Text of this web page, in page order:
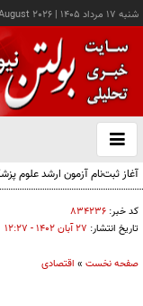
شنبه ۱۷ مرداد ۱۴۰۵ |
2026
باز
و
آغاز ثبت‌نام آزمون ارشد علوم
کد خبر: ۸۳۴۲۳۶
تاریخ انتشار: ۲۷ آبان ۱۴۰۲ - ۱۲:۲۷
صفحه نخست » اقتصادی